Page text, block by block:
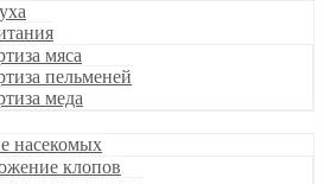
мяса
пельменей
меда
насекомых
клопов